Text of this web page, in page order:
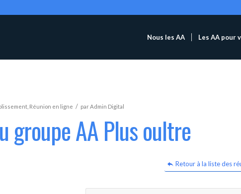
Nous les AA Les AA pour
Réunion en ligne / parAdmin Digital
groupe AA Plus oultre
Retour à la liste des